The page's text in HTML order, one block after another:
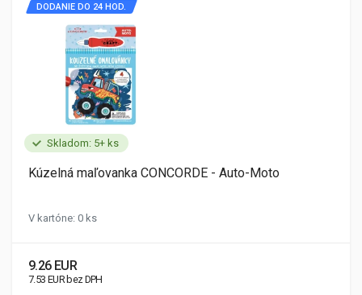
Skladom: 5+ ks
DODANIE DO 24 HOD.
Kúzelná maľovanka CONCORDE - Auto-Moto
V kartóne: 0 ks
9.26 EUR
7.53 EUR bez DPH